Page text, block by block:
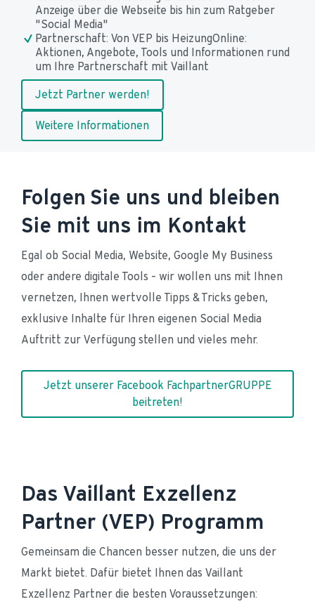
Anzeige über die Webseite bis hin zum Ratgeber
"Social Media"
Partnerschaft: Von VEP bis HeizungOnline:
Aktionen, Angebote, Tools und Informationen rund
um Ihre Partnerschaft mit Vaillant
Jetzt Partner werden!
Weitere Informationen
Folgen Sie uns und bleiben
Sie mit uns im Kontakt
Egal ob Social Media, Website, Google My Business
oder andere digitale Tools – wir wollen uns mit Ihnen
vernetzen, Ihnen wertvolle Tipps & Tricks geben,
exklusive Inhalte für Ihren eigenen Social Media
Auftritt zur Verfügung stellen und vieles mehr.
Jetzt unserer Facebook FachpartnerGRUPPE
beitreten!
Das Vaillant Exzellenz
Partner (VEP) Programm
Gemeinsam die Chancen besser nutzen, die uns der
Markt bietet. Dafür bietet Ihnen das Vaillant
Exzellenz Partner die besten Voraussetzungen: